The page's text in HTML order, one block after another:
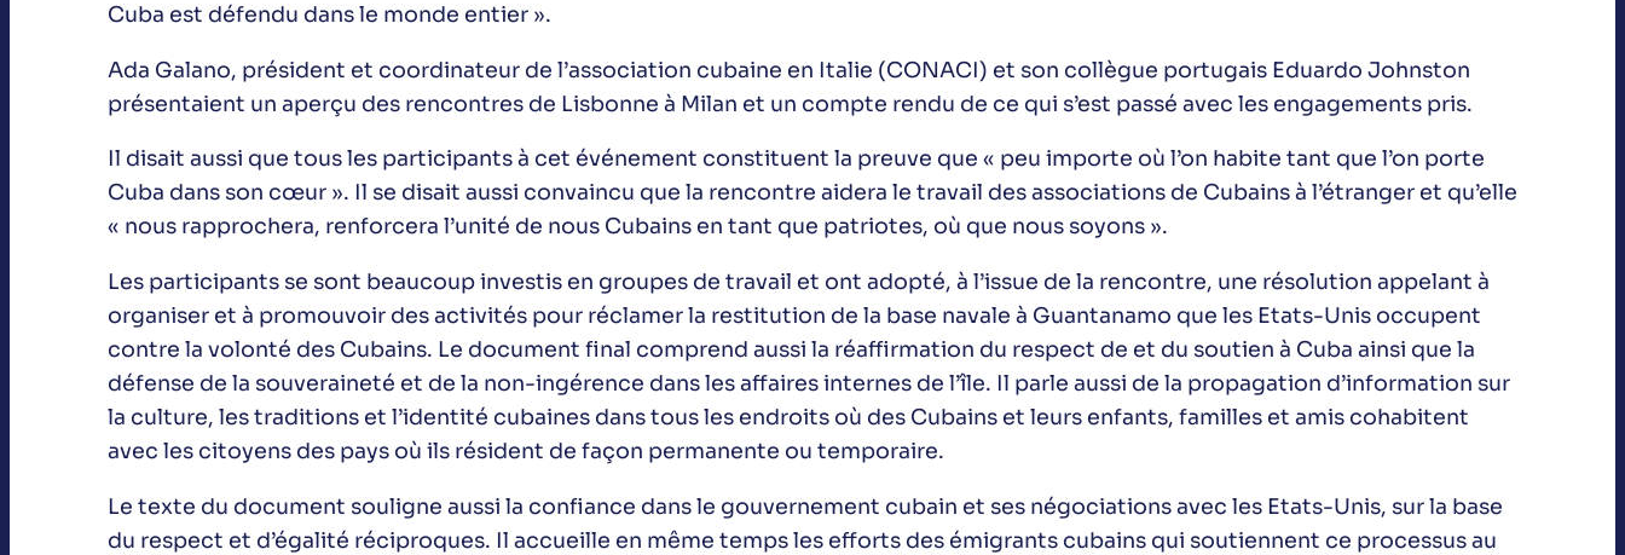
Cuba est défendu dans le monde entier ».
Ada Galano, président et coordinateur de l’association cubaine en Italie (CONACI) et son collègue portugais Eduardo Johnston
présentaient un aperçu des rencontres de Lisbonne à Milan et un compte rendu de ce qui s’est passé avec les engagements pris.
Il disait aussi que tous les participants à cet événement constituent la preuve que « peu importe où l’on habite tant que l’on porte
Cuba dans son cœur ». Il se disait aussi convaincu que la rencontre aidera le travail des associations de Cubains à l’étranger et qu’elle
« nous rapprochera, renforcera l’unité de nous Cubains en tant que patriotes, où que nous soyons ».
Les participants se sont beaucoup investis en groupes de travail et ont adopté, à l’issue de la rencontre, une résolution appelant à
organiser et à promouvoir des activités pour réclamer la restitution de la base navale à Guantanamo que les Etats-Unis occupent
contre la volonté des Cubains. Le document final comprend aussi la réaffirmation du respect de et du soutien à Cuba ainsi que la
défense de la souveraineté et de la non-ingérence dans les affaires internes de l’île. Il parle aussi de la propagation d’information sur
la culture, les traditions et l’identité cubaines dans tous les endroits où des Cubains et leurs enfants, familles et amis cohabitent
avec les citoyens des pays où ils résident de façon permanente ou temporaire.
Le texte du document souligne aussi la confiance dans le gouvernement cubain et ses négociations avec les Etats-Unis, sur la base
du respect et d’égalité réciproques. Il accueille en même temps les efforts des émigrants cubains qui soutiennent ce processus au